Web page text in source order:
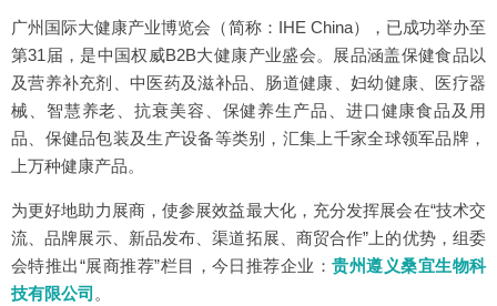
广州国际大健康产业博览会（简称：IHE China），已成功举办至
第31届，是中国权威B2B大健康产业盛会。展品涵盖保健食品以
及营养补充剂、中医药及滋补品、肠道健康、妇幼健康、医疗器
械、智慧养老、抗衰美容、保健养生产品、进口健康食品及用
品、保健品包装及生产设备等类别，汇集上千家全球领军品牌，
上万种健康产品。
为更好地助力展商，使参展效益最大化，充分发挥展会在“技术交
流、品牌展示、新品发布、渠道拓展、商贸合作”上的优势，组委
会特推出“展商推荐”栏目，今日推荐企业：贵州遵义桑宜生物科
技有限公司 。